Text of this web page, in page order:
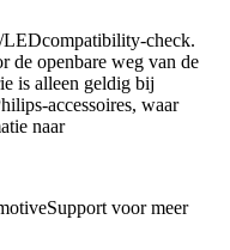
check.
de openbare weg van de
is alleen geldig bij
accessoires, waar
naar
voor meer